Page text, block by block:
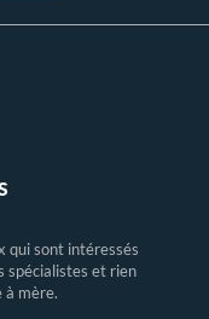
qui sont intéressés
spécialistes et rien
à mère.